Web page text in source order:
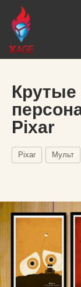
Крутые
Pixar
Pixar Мульт